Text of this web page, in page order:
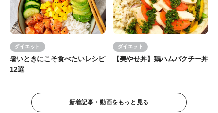
ダイエット
暑いときにこそ食べたいレシピ
12選
ダイエット
【美やせ丼】鶏ハムパクチー丼
新着記事・動画をもっと見る